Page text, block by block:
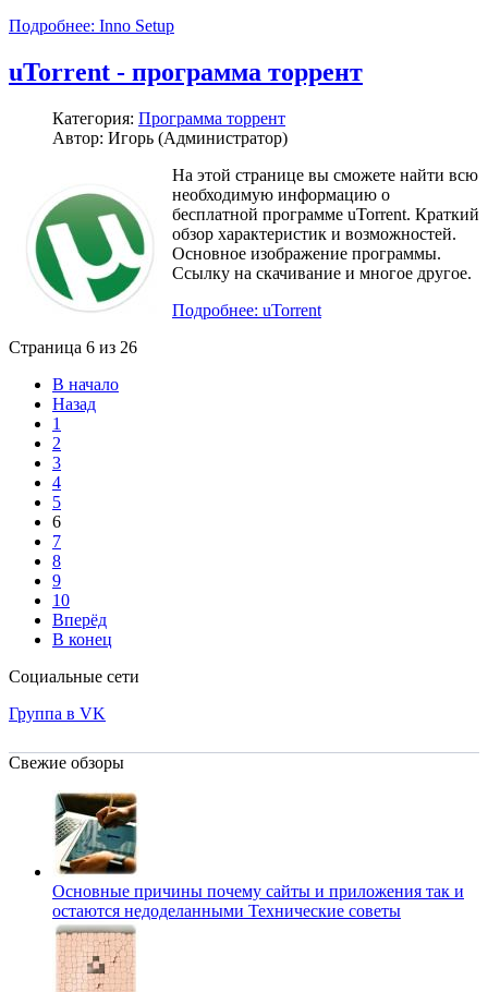
Подробнее: Inno Setup
uTorrent - программа торрент
Категория: Программа торрент
Автор: Игорь (Администратор)
На этой странице вы сможете найти всю
необходимую информацию о
бесплатной программе uTorrent. Краткий
обзор характеристик и возможностей.
Основное изображение программы.
Ссылку на скачивание и многое другое.
Подробнее: uTorrent
Страница 6 из 26
В начало
Назад
1
2
3
4
5
6
7
8
9
10
Вперёд
В конец
Социальные сети
Группа в VK
Свежие обзоры
Основные причины почему сайты и приложения так и
остаются недоделанными Технические советы